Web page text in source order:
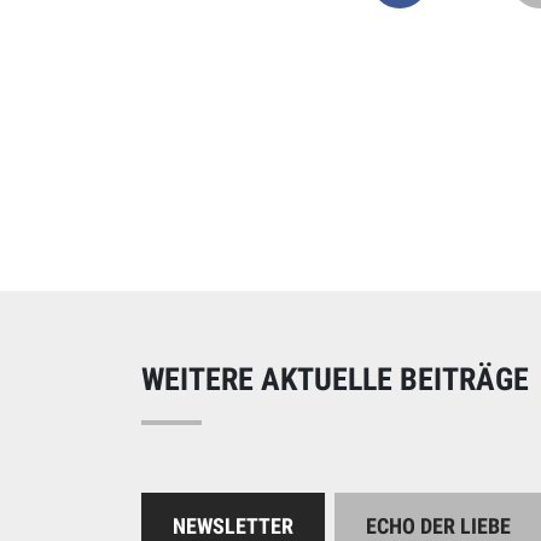
WEITERE AKTUELLE BEITRÄGE
NEWSLETTER ECHO DER LIEBE